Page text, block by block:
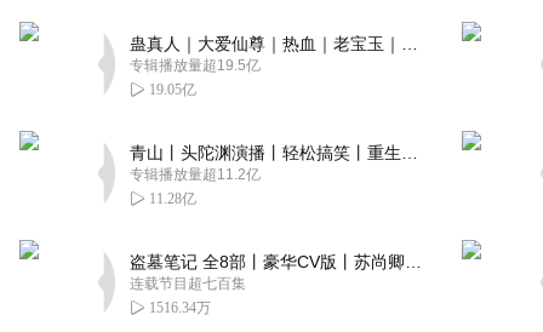
专辑播放量超19.5亿
19.05亿
专辑播放量超11.2亿
11.28亿
连载节目超七百集
1516.34万